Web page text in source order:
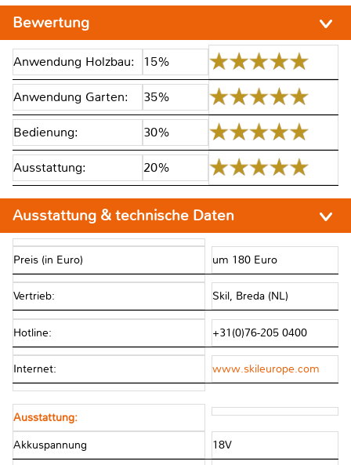
Bewertung
Anwendung Holzbau: 15%
Anwendung Garten: 35%
Bedienung: 30%
Ausstattung: 20%
Ausstattung & technische Daten
Preis (in Euro) um 180 Euro
Vertrieb: Skil, Breda (NL)
Hotline: +31(0)76-205 0400
Internet: www.skileurope.com
Ausstattung:
Akkuspannung 18V